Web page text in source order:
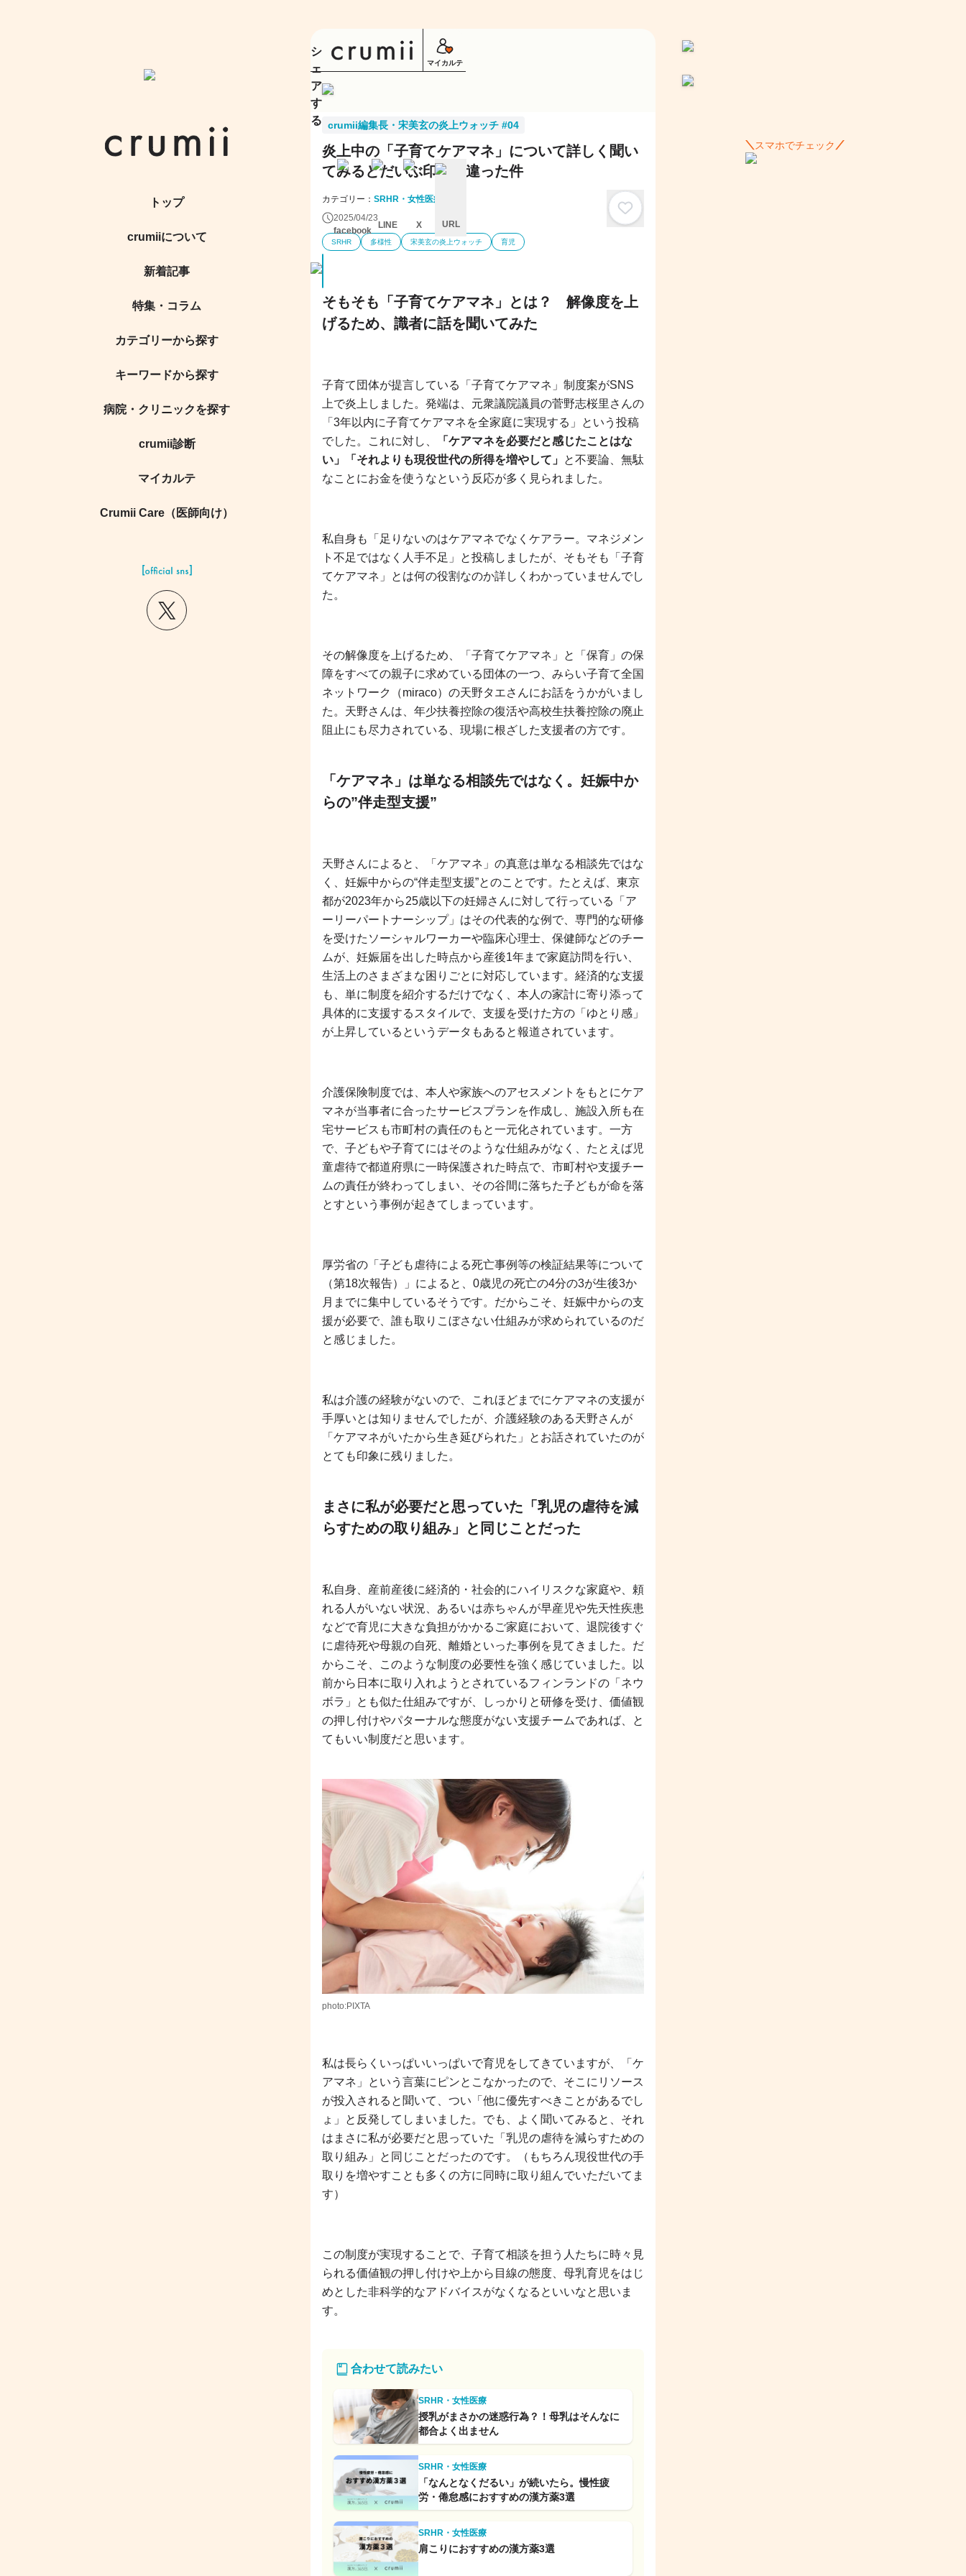
トップ
crumiiについて
新着記事
特集・コラム
カテゴリーから探す
キーワードから探す
病院・クリニックを探す
crumii診断
マイカルテ
Crumii Care（医師向け）
マイカルテ
crumii編集長・宋美玄の炎上ウォッチ #04
炎上中の「子育てケアマネ」について詳しく聞い
てみるとだいぶ印象が違った件
カテゴリー： SRHR・女性医療
2025/04/23
SRHR 多様性 宋美玄の炎上ウォッチ 育児
そもそも「子育てケアマネ」とは？ 解像度を上
げるため、識者に話を聞いてみた
子育て団体が提言している「子育てケアマネ」制度案がSNS
上で炎上しました。発端は、元衆議院議員の菅野志桜里さんの
「3年以内に子育てケアマネを全家庭に実現する」という投稿
でした。これに対し、
「ケアマネを必要だと感じたことはな
い」「それよりも現役世代の所得を増やして」 と不要論、無駄
なことにお金を使うなという反応が多く見られました。
私自身も「足りないのはケアマネでなくケアラー。マネジメン
ト不足ではなく人手不足」と投稿しましたが、そもそも「子育
てケアマネ」とは何の役割なのか詳しくわかっていませんでし
た。
その解像度を上げるため、「子育てケアマネ」と「保育」の保
障をすべての親子に求めている団体の一つ、みらい子育て全国
ネットワーク（miraco）の天野タエさんにお話をうかがいまし
た。天野さんは、年少扶養控除の復活や高校生扶養控除の廃止
阻止にも尽力されている、現場に根ざした支援者の方です。
「ケアマネ」は単なる相談先ではなく。妊娠中か
らの”伴走型支援”
天野さんによると、「ケアマネ」の真意は単なる相談先ではな
く、妊娠中からの“伴走型支援”とのことです。たとえば、東京
都が2023年から25歳以下の妊婦さんに対して行っている「ア
ーリーパートナーシップ」はその代表的な例で、専門的な研修
を受けたソーシャルワーカーや臨床心理士、保健師などのチー
ムが、妊娠届を出した時点から産後1年まで家庭訪問を行い、
生活上のさまざまな困りごとに対応しています。経済的な支援
も、単に制度を紹介するだけでなく、本人の家計に寄り添って
具体的に支援するスタイルで、支援を受けた方の「ゆとり感」
が上昇しているというデータもあると報道されています。
介護保険制度では、本人や家族へのアセスメントをもとにケア
マネが当事者に合ったサービスプランを作成し、施設入所も在
宅サービスも市町村の責任のもと一元化されています。一方
で、子どもや子育てにはそのような仕組みがなく、たとえば児
童虐待で都道府県に一時保護された時点で、市町村や支援チー
ムの責任が終わってしまい、その谷間に落ちた子どもが命を落
とすという事例が起きてしまっています。
厚労省の「子ども虐待による死亡事例等の検証結果等について
（第18次報告）」によると、0歳児の死亡の4分の3が生後3か
月までに集中しているそうです。だからこそ、妊娠中からの支
援が必要で、誰も取りこぼさない仕組みが求められているのだ
と感じました。
私は介護の経験がないので、これほどまでにケアマネの支援が
手厚いとは知りませんでしたが、介護経験のある天野さんが
「ケアマネがいたから生き延びられた」とお話されていたのが
とても印象に残りました。
まさに私が必要だと思っていた「乳児の虐待を減
らすための取り組み」と同じことだった
私自身、産前産後に経済的・社会的にハイリスクな家庭や、頼
れる人がいない状況、あるいは赤ちゃんが早産児や先天性疾患
などで育児に大きな負担がかかるご家庭において、退院後すぐ
に虐待死や母親の自死、離婚といった事例を見てきました。だ
からこそ、このような制度の必要性を強く感じていました。以
前から日本に取り入れようとされているフィンランドの「ネウ
ボラ」とも似た仕組みですが、しっかりと研修を受け、価値観
の押し付けやパターナルな態度がない支援チームであれば、と
てもいい制度だと思います。
photo:PIXTA
私は長らくいっぱいいっぱいで育児をしてきていますが、「ケ
アマネ」という言葉にピンとこなかったので、そこにリソース
が投入されると聞いて、つい「他に優先すべきことがあるでし
ょ」と反発してしまいました。でも、よく聞いてみると、それ
はまさに私が必要だと思っていた「乳児の虐待を減らすための
取り組み」と同じことだったのです。（もちろん現役世代の手
取りを増やすことも多くの方に同時に取り組んでいただいてま
す）
この制度が実現することで、子育て相談を担う人たちに時々見
られる価値観の押し付けや上から目線の態度、母乳育児をはじ
めとした非科学的なアドバイスがなくなるといいなと思いま
す。
合わせて読みたい
SRHR・女性医療
授乳がまさかの迷惑行為？！母乳はそんなに
都合よく出ません
SRHR・女性医療
「なんとなくだるい」が続いたら。慢性疲
労・倦怠感におすすめの漢方薬3選
SRHR・女性医療
肩こりにおすすめの漢方薬3選
シ
ェ
ア
す
る
facebook
LINE X URL
キ
ン
ル
スマホでチェック